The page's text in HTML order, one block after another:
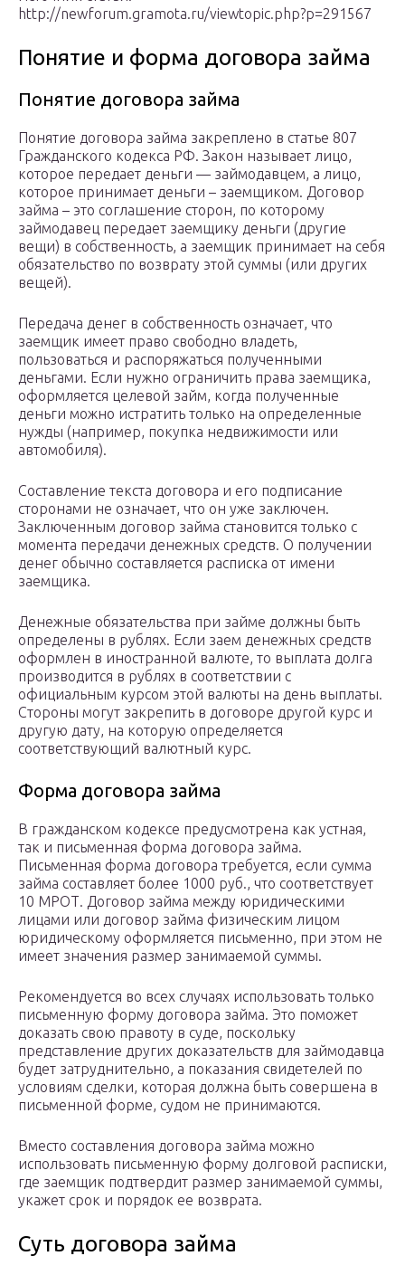
http://newforum.gramota.ru/viewtopic.php?p=291567
Понятие и форма договора займа
Понятие договора займа
Понятие договора займа закреплено в статье 807
Гражданского кодекса РФ. Закон называет лицо,
которое передает деньги — займодавцем, а лицо,
которое принимает деньги – заемщиком. Договор
займа – это соглашение сторон, по которому
займодавец передает заемщику деньги (другие
вещи) в собственность, а заемщик принимает на себя
обязательство по возврату этой суммы (или других
вещей).
Передача денег в собственность означает, что
заемщик имеет право свободно владеть,
пользоваться и распоряжаться полученными
деньгами. Если нужно ограничить права заемщика,
оформляется целевой займ, когда полученные
деньги можно истратить только на определенные
нужды (например, покупка недвижимости или
автомобиля).
Составление текста договора и его подписание
сторонами не означает, что он уже заключен.
Заключенным договор займа становится только с
момента передачи денежных средств. О получении
денег обычно составляется расписка от имени
заемщика.
Денежные обязательства при займе должны быть
определены в рублях. Если заем денежных средств
оформлен в иностранной валюте, то выплата долга
производится в рублях в соответствии с
официальным курсом этой валюты на день выплаты.
Стороны могут закрепить в договоре другой курс и
другую дату, на которую определяется
соответствующий валютный курс.
Форма договора займа
В гражданском кодексе предусмотрена как устная,
так и письменная форма договора займа.
Письменная форма договора требуется, если сумма
займа составляет более 1000 руб., что соответствует
10 МРОТ. Договор займа между юридическими
лицами или договор займа физическим лицом
юридическому оформляется письменно, при этом не
имеет значения размер занимаемой суммы.
Рекомендуется во всех случаях использовать только
письменную форму договора займа. Это поможет
доказать свою правоту в суде, поскольку
представление других доказательств для займодавца
будет затруднительно, а показания свидетелей по
условиям сделки, которая должна быть совершена в
письменной форме, судом не принимаются.
Вместо составления договора займа можно
использовать письменную форму долговой расписки,
где заемщик подтвердит размер занимаемой суммы,
укажет срок и порядок ее возврата.
Суть договора займа